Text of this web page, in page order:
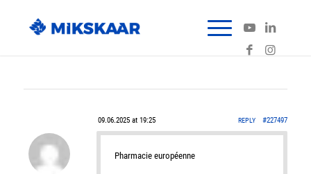
09.06.2025 at 19:25 #227497
REPLY
Pharmacie européenne